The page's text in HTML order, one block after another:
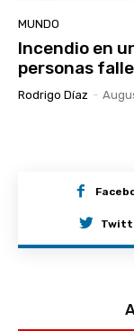
MUNDO
Incendio en
personas
Rodrigo Díaz -